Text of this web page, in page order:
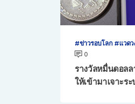
ข่าวรอบโลก แวด
0
รางวัลหมื่นดอลล
ให้เข้ามาเจาะร